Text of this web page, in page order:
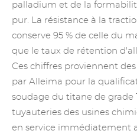
palladium et de la
pur. La résistance à la
conserve 95 % de celle du
que le taux de rétention
Ces chiffres proviennent
par Alleima pour la
soudage du titane de grade
tuyauteries des usines
en service immédiatement